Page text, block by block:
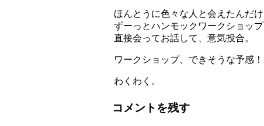
ほんとうに色々な人と会えたんだ
ずーっとハンモックワークショッ
直接会ってお話して、意気投合。
ワークショップ、できそうな予感！
わくわく。
コメントを残す